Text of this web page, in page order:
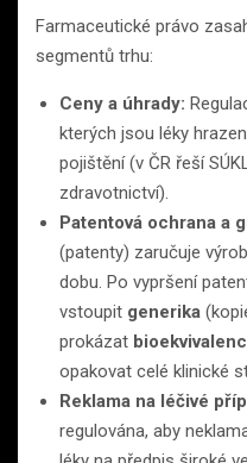
Farmaceutické právo
segmentů trhu:
Ceny a úhrady:
kterých jsou léky
pojištění (v ČR řeší
zdravotnictví).
Patentová ochrana a
(patenty) zaručuje
dobu. Po vypršení
vstoupit generika
prokázat
opakovat celé klinické
Reklama na léčivé
regulována, aby